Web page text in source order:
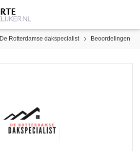
De Rotterdamse dakspecialist Beoordelingen